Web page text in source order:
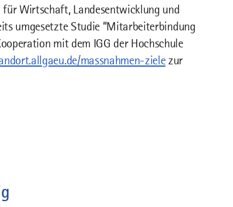
Wirtschaft, Landesentwicklung und
umgesetzte Studie “Mitarbeiterbindung
mit dem IGG der Hochschule
massnahmen-zielezur